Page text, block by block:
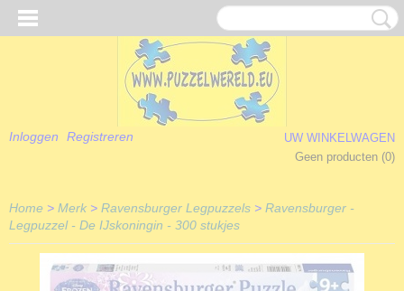
Inloggen Registreren
UW WINKELWAGEN
Geen producten (0)
Home > Merk > Ravensburger Legpuzzels > Ravensburger -
Legpuzzel - De IJskoningin - 300 stukjes